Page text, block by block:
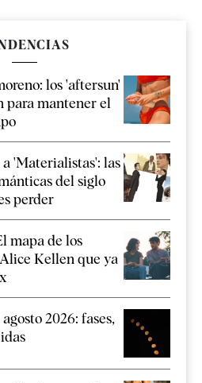
los 'aftersun'
para mantener el
'Materialistas': las
del siglo
perder
mapa de los
Kellen que ya
2026: fases,